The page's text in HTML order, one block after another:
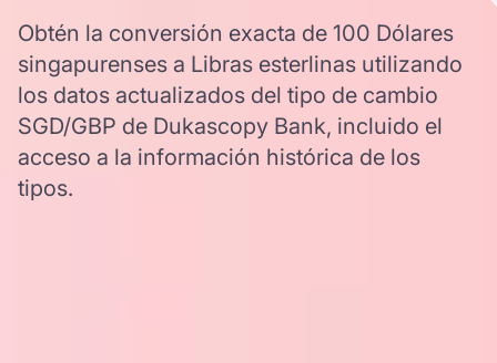
Obtén la conversión exacta de 100 Dólares
singapurenses a Libras esterlinas utilizando
los datos actualizados del tipo de cambio
SGD/GBP de Dukascopy Bank, incluido el
acceso a la información histórica de los
tipos.